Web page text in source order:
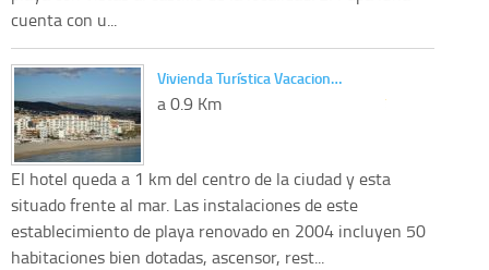
cuenta con u...
Vivienda Turística Vacacion…
a 0.9 Km
El hotel queda a 1 km del centro de la ciudad y esta
situado frente al mar. Las instalaciones de este
establecimiento de playa renovado en 2004 incluyen 50
habitaciones bien dotadas, ascensor, rest...